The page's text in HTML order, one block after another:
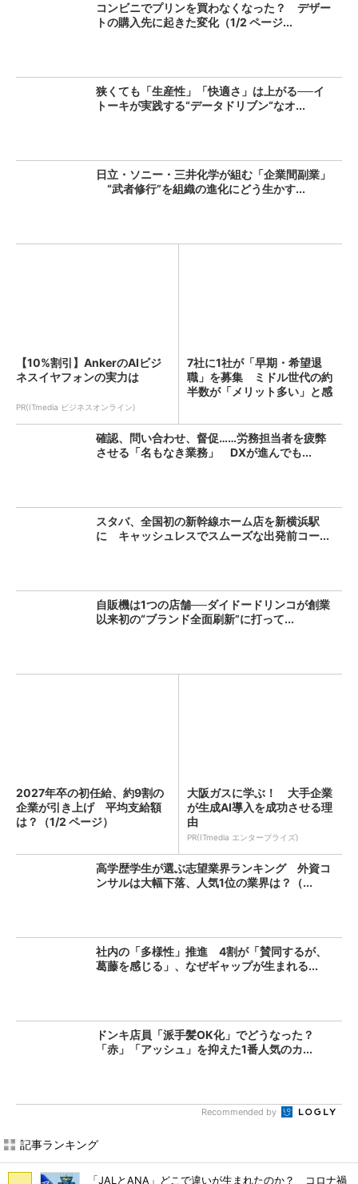
コンビニでプリンを買わなくなった？ デザー
トの購入先に起きた変化（1/2 ページ...
狭くても「生産性」「快適さ」は上がる──イ
トーキが実践する“データドリブン“なオ...
日立・ソニー・三井化学が組む「企業間副業」
“武者修行”を組織の進化にどう生かす...
【10%割引】AnkerのAIビジ
ネスイヤフォンの実力は
PR(ITmedia ビジネスオンライン)
7社に1社が「早期・希望退
職」を募集 ミドル世代の約
半数が「メリット多い」と感
確認、問い合わせ、督促……労務担当者を疲弊
させる「名もなき業務」 DXが進んでも...
スタバ、全国初の新幹線ホーム店を新横浜駅
に キャッシュレスでスムーズな出発前コー...
自販機は1つの店舗──ダイドードリンコが創業
以来初の“ブランド全面刷新”に打って...
2027年卒の初任給、約9割の
企業が引き上げ 平均支給額
は？（1/2 ページ）
大阪ガスに学ぶ！ 大手企業
が生成AI導入を成功させる理
由
PR(ITmedia エンタープライズ)
高学歴学生が選ぶ志望業界ランキング 外資コ
ンサルは大幅下落、人気1位の業界は？（...
社内の「多様性」推進 4割が「賛同するが、
葛藤を感じる」、なぜギャップが生まれる...
ドンキ店員「派手髪OK化」でどうなった？
「赤」「アッシュ」を抑えた1番人気のカ...
Recommended by
記事ランキング
「JALとANA」どこで違いが生まれたのか？ コロナ禍